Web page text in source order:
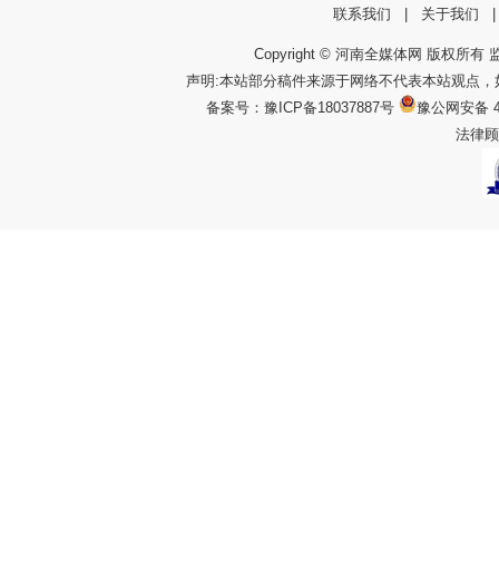
联系我们 关于我们
Copyright © 河南全媒体网 版权所有
声明:本站部分稿件来源于网络不代表本站观点
备案号： 豫ICP备18037887号
豫公网安备
法律